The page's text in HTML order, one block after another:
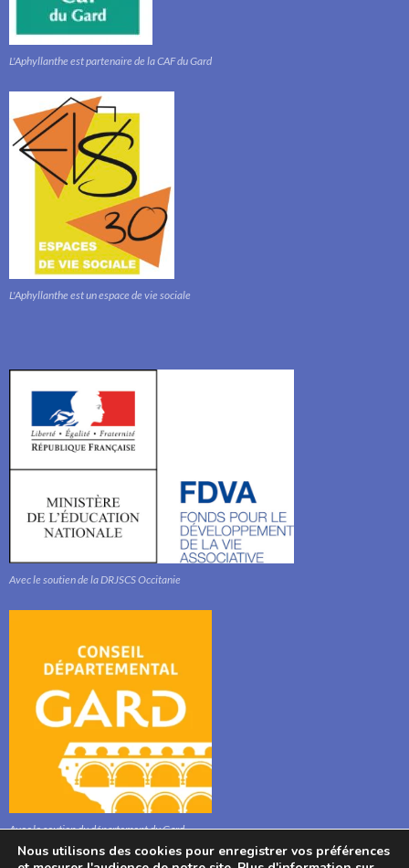
L'Aphyllanthe est partenaire de la CAF du Gard
L'Aphyllanthe est un espace de vie sociale
Avec le soutien de la DRJSCS Occitanie
Avec le soutien du département du Gard
Nous utilisons des cookies pour enregistrer vos préférences